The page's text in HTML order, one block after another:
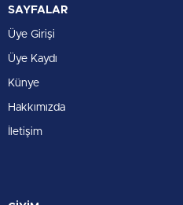
SAYFALAR
Üye Girişi
Üye Kaydı
Künye
Hakkımızda
İletişim